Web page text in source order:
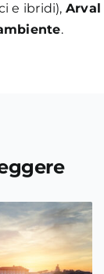
e ibridi), Arval
.